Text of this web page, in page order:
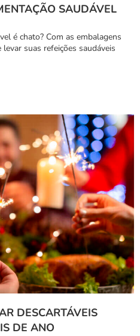
SAUDÁVEL
é chato? Com as embalagens
suas refeições saudáveis
DESCARTÁVEIS
DE ANO